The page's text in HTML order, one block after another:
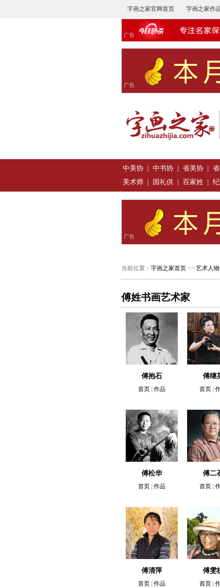
字画之家官网首页 字画之家作
广告
广告
中美协| 中书协| 省美协|
美术师| 国礼供| 百家姓 |
广告
当前位置： 字画之家首页>> 艺术人物
傅姓书画艺术家
傅抱石
首页 | 作品
傅继
首页 |
傅松华
首页 作品
傅二
首页
傅清萍
首页 作品
傅雯
首页